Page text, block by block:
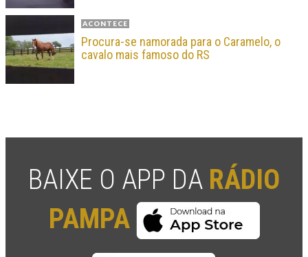
ACONTECE
Procura-se namorada para o Caramelo, o
cavalo mais famoso do RS
BAIXE O APP DA RÁDIO
PAMPA